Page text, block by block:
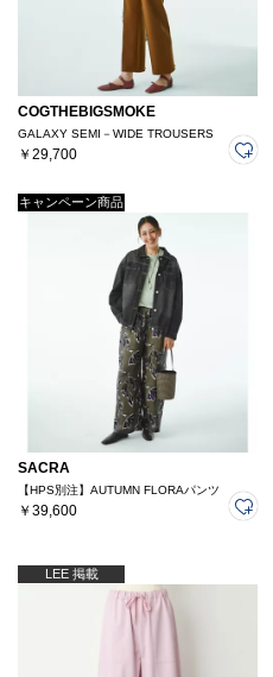
COGTHEBIGSMOKE
GALAXY SEMI－WIDE TROUSERS
￥29,700
キャンペーン商品
SACRA
【HPS別注】AUTUMN FLORAパンツ
￥39,600
LEE 掲載